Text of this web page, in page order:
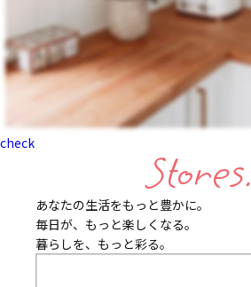
check
Stores.
あなたの生活をもっと豊かに。
毎日が、もっと楽しくなる。
暮らしを、もっと彩る。